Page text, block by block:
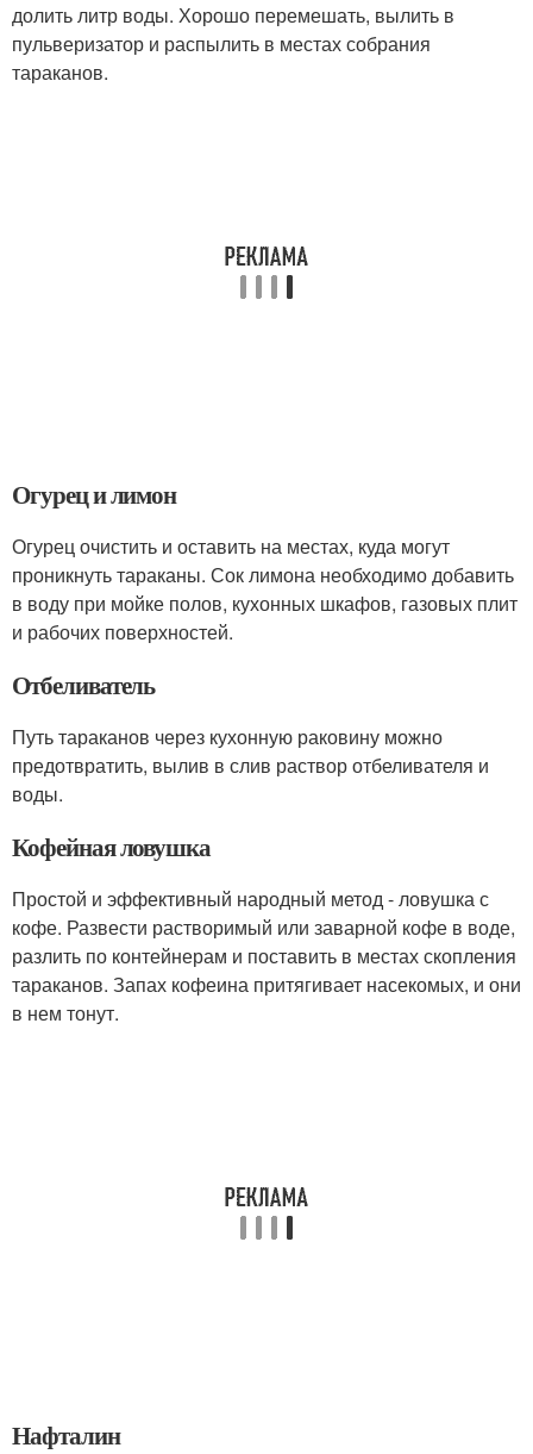
долить литр воды. Хорошо перемешать, вылить в
пульверизатор и распылить в местах собрания
тараканов.
Огурец и лимон
Огурец очистить и оставить на местах, куда могут
проникнуть тараканы. Сок лимона необходимо добавить
в воду при мойке полов, кухонных шкафов, газовых плит
и рабочих поверхностей.
Отбеливатель
Путь тараканов через кухонную раковину можно
предотвратить, вылив в слив раствор отбеливателя и
воды.
Кофейная ловушка
Простой и эффективный народный метод - ловушка с
кофе. Развести растворимый или заварной кофе в воде,
разлить по контейнерам и поставить в местах скопления
тараканов. Запах кофеина притягивает насекомых, и они
в нем тонут.
Нафталин